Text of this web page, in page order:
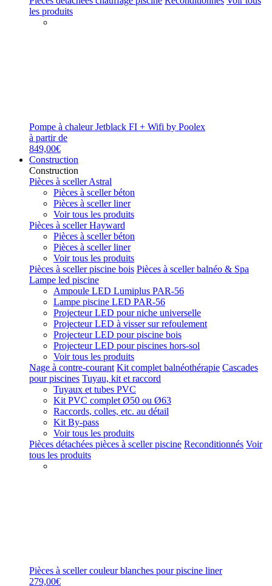
les produits
Pompe à chaleur Jetblack FI + Wifi by Poolex
à partir de
849,00€
Construction
Construction
Pièces à sceller Astral
Pièces à sceller béton
Pièces à sceller liner
Voir tous les produits
Pièces à sceller Hayward
Pièces à sceller béton
Pièces à sceller liner
Voir tous les produits
Pièces à sceller piscine bois Pièces à sceller balnéo & Spa
Lampe led piscine
Ampoule LED Lumiplus PAR-56
Lampe piscine LED PAR-56
Projecteur LED pour niche universelle
Projecteur LED à visser sur refoulement
Projecteur LED pour piscine bois
Projecteur LED pour piscines hors-sol
Voir tous les produits
Nage à contre-courant Kit complet balnéothérapie Cascades
pour piscines Tuyau, kit et raccord
Tuyaux et tubes PVC
Kit PVC complet Ø50 ou Ø63
Raccords, colles, etc. au détail
Kit By-pass
Voir tous les produits
Pièces détachées pièces à sceller piscine Reconditionnés Voir
tous les produits
Pièces à sceller couleur blanches pour piscine liner
279,00€